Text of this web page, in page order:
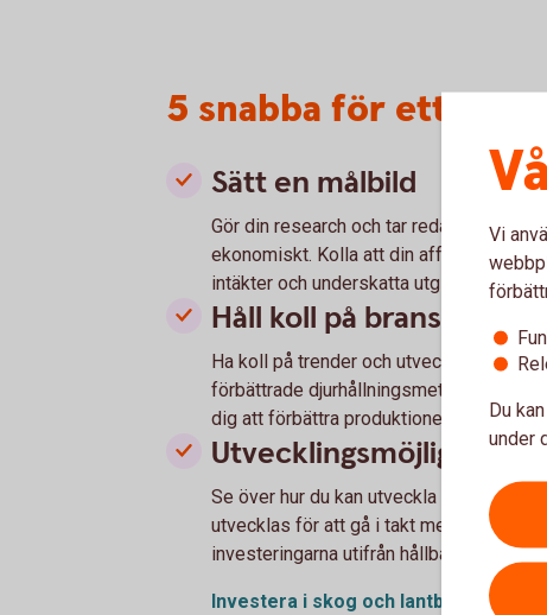
5 snabba för ett
Sätt en målbild
Gör din research och tar reda på vad
ekonomiskt. Kolla att din affärsidé är
intäkter och underskatta utgifter.
Håll koll på branschen
Ha koll på trender och utveckling inom
förbättrade djurhållningsmetoder.
dig att förbättra produktionen och
Utvecklingsmöjligheter
Se över hur du kan utveckla ditt
utvecklas för att gå i takt med den
investeringarna utifrån
Investera i skog och lantbruk med
Vi
Du
under